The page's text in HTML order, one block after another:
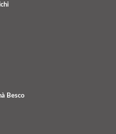
Besco